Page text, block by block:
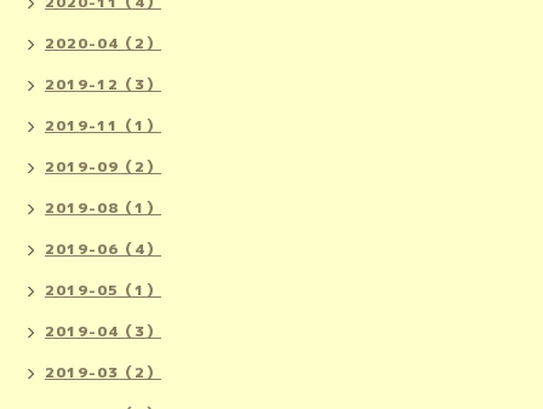
2020-04（2）
2019-12（3）
2019-11（1）
2019-09（2）
2019-08（1）
2019-06（4）
2019-05（1）
2019-04（3）
2019-03（2）